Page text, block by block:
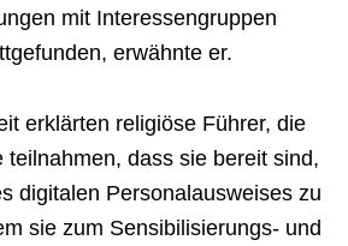
mit Interessengruppen
erwähnte er.
erklärten religiöse Führer, die
teilnahmen, dass sie bereit sind,
digitalen Personalausweises zu
sie zum Sensibilisierungs- und